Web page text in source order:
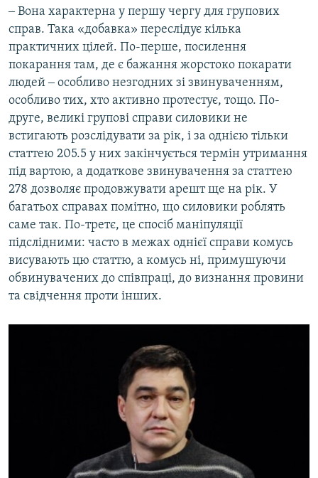
‒ Вона характерна у першу чергу для групових
справ. Така «добавка» переслідує кілька
практичних цілей. По-перше, посилення
покарання там, де є бажання жорстоко покарати
людей ‒ особливо незгодних зі звинуваченням,
особливо тих, хто активно протестує, тощо. По-
друге, великі групові справи силовики не
встигають розслідувати за рік, і за однією тільки
статтею 205.5 у них закінчується термін утримання
під вартою, а додаткове звинувачення за статтею
278 дозволяє продовжувати арешт ще на рік. У
багатьох справах помітно, що силовики роблять
саме так. По-третє, це спосіб маніпуляції
підслідними: часто в межах однієї справи комусь
висувають цю статтю, а комусь ні, примушуючи
обвинувачених до співпраці, до визнання провини
та свідчення проти інших.